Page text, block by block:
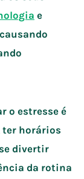
e
o estresse é
ter horários
divertir
da rotina